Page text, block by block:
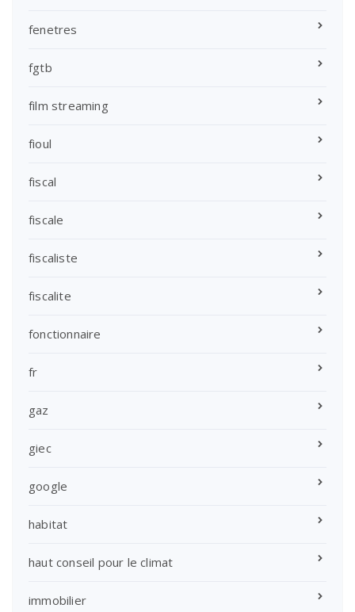
fenetres
fgtb
film streaming
fioul
fiscal
fiscale
fiscaliste
fiscalite
fonctionnaire
fr
gaz
giec
google
habitat
haut conseil pour le climat
immobilier